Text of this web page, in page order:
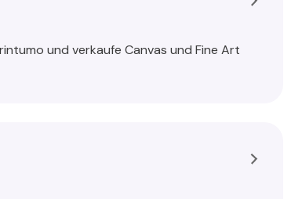
und verkaufe Canvas und Fine Art